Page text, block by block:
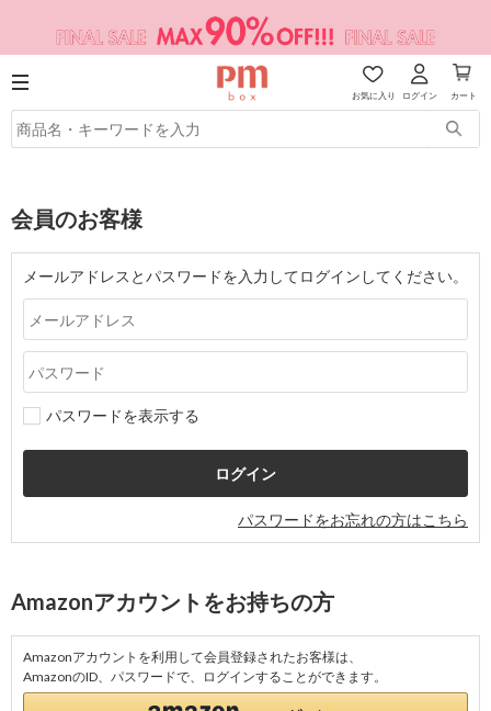
お気に入り ログイン カート
会員のお客様
メールアドレスとパスワードを入力してログインしてください。
パスワードを表示する
パスワードをお忘れの方はこちら
Amazonアカウントをお持ちの方
Amazonアカウントを利用して会員登録されたお客様は、
AmazonのID、パスワードで、ログインすることができます。